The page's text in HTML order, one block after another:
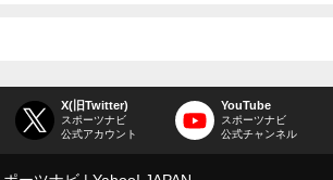
X(旧Twitter)
スポーツナビ
公式アカウント
YouTube
スポーツナビ
公式チャンネル